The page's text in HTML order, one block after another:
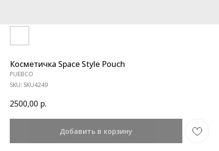
Косметичка Space Style Pouch
PUEBCO
SKU: SKU4249
2500,00 р.
Добавить в корзину